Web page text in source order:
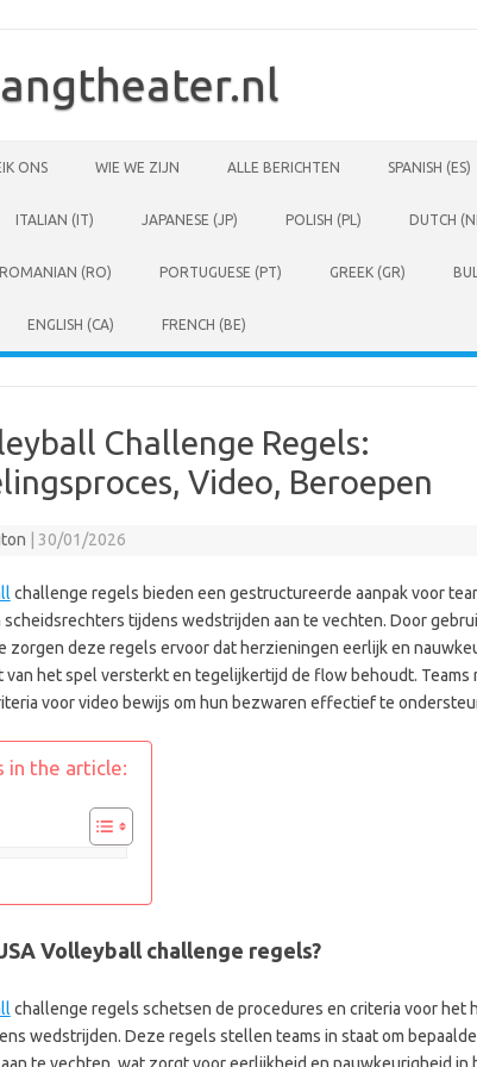
ONS WIE WE ZIJN ALLE BERICHTEN SPANISH (ES)
ITALIAN (IT) JAPANESE (JP) POLISH (PL) DUTCH
ROMANIAN (RO) PORTUGUESE (PT) GREEK (GR)
ENGLISH (CA) FRENCH (BE)
Challenge Regels:
Video, Beroepen
30/01/2026
challenge regels bieden een gestructureerde aanpak voor
scheidsrechters tijdens wedstrijden aan te vechten. Door
zorgen deze regels ervoor dat herzieningen eerlijk en
het spel versterkt en tegelijkertijd de flow behoudt. Teams
voor video bewijs om hun bezwaren effectief te
in the article:
Volleyball challenge regels?
challenge regels schetsen de procedures en criteria voor het
wedstrijden. Deze regels stellen teams in staat om